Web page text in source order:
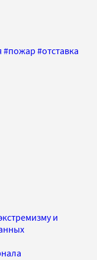
#пожар #отставка
и